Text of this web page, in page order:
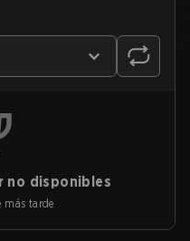
no disponibles
más tarde